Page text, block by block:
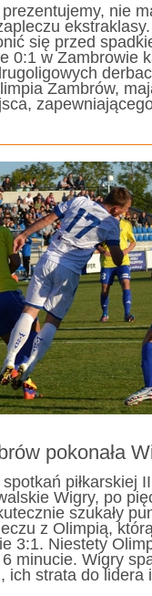
nie
się przed
0:1 w Zambrowie
Zambrów,
pokonała
piłkarskiej
Wigry, po
szukały
z Olimpią,
3:1. Niestety
minucie. Wigry
ich strata do